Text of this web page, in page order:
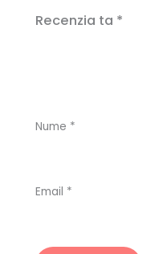
Recenzia ta *
Nume *
Email *